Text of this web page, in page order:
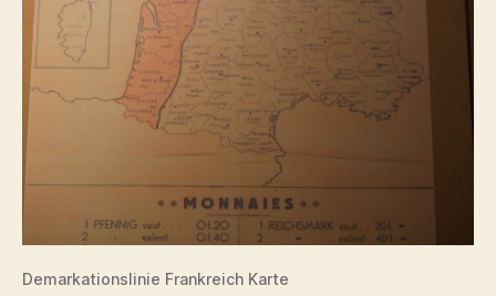
Demarkationslinie Frankreich Karte